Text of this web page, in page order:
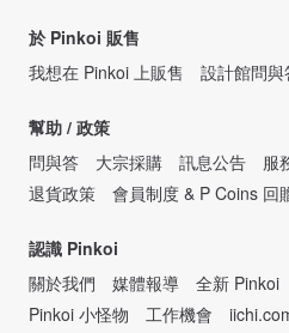
於 Pinkoi 販售
我想在 Pinkoi 上販售
設計館問與
幫助 / 政策
問與答
大宗採購 訊息公告 服
退貨政策
會員制度 & P Coins 回
認識 Pinkoi
關於我們
媒體報導 全新 Pinkoi
Pinkoi 小怪物
工作機會